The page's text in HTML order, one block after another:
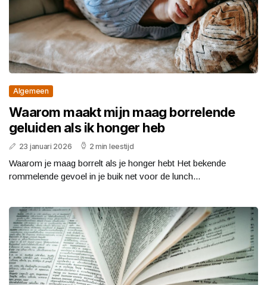
Algemeen
Waarom maakt mijn maag borrelende
geluiden als ik honger heb
23 januari 2026 2 min leestijd
Waarom je maag borrelt als je honger hebt Het bekende
rommelende gevoel in je buik net voor de lunch...